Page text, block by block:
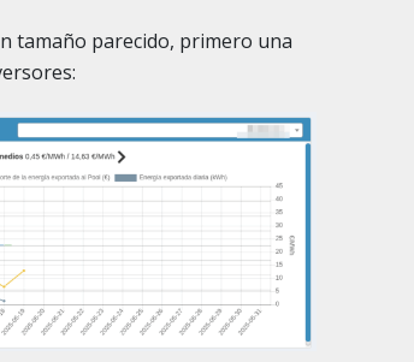
tamaño parecido, primero una